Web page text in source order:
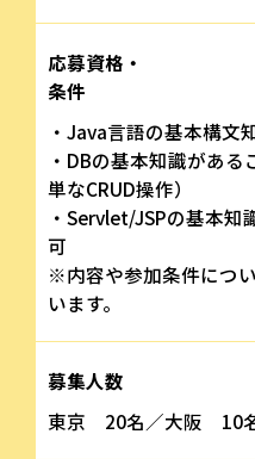
応募資格・
条件
・Java言語の基本構文
・DBの基本知識があ
単なCRUD操作）
・Servlet/JSPの基本
可
※内容や参加条件につ
います。
募集人数
東京 20名／大阪 10